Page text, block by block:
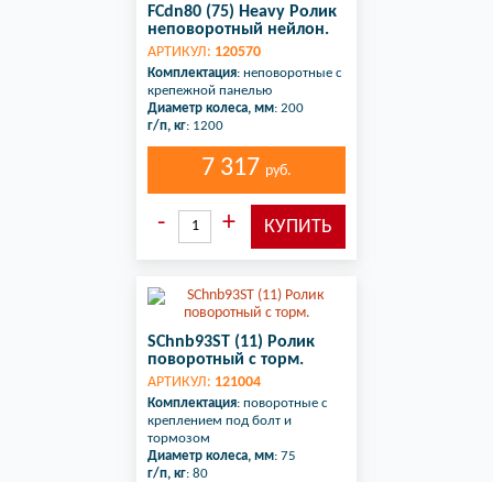
FCdn80 (75) Heavy Ролик
неповоротный нейлон.
АРТИКУЛ: 120570
Комплектация: неповоротные с
крепежной панелью
Диаметр колеса, мм: 200
г/п, кг: 1200
7 317 руб.
SChnb93ST (11) Ролик
поворотный с торм.
АРТИКУЛ: 121004
Комплектация: поворотные с
креплением под болт и
тормозом
Диаметр колеса, мм: 75
г/п, кг: 80